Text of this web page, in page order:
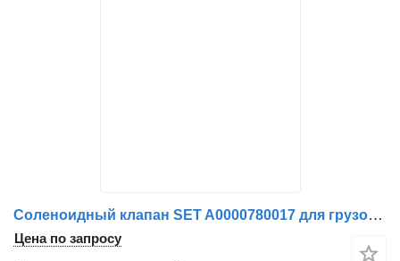
Соленоидный клапан SET A0000780017 для грузовика Mercedes-Benz
Цена по запросу